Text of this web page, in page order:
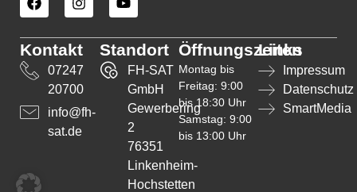
Kontakt
07247
20700
info@fh-
sat.de
Standort
FH-SAT
GmbH
Gewerbering
2
76351
Linkenheim-
Hochstetten
Öffnungszeiten
Montag bis
Freitag: 9:00
bis 18:30 Uhr
Samstag: 9:00
bis 13:00 Uhr
Links
Impressum
Datenschutz
SmartMedia